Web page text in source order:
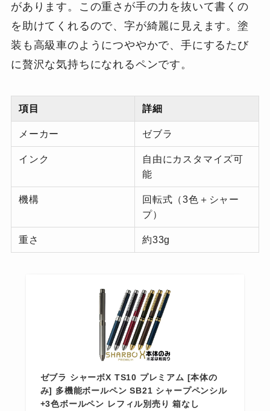
があります。この重さが手の力を抜いて書くの
を助けてくれるので、字が綺麗に見えます。塗
装も高級車のようにつややかで、手にするたび
に贅沢な気持ちになれるペンです。
項目 詳細
メーカー ゼブラ
インク
自由にカスタマイズ可
能
機構
回転式（3色＋シャー
プ）
重さ 約33g
ゼブラ シャーボX TS10 プレミアム [本体の
み] 多機能ボールペン SB21 シャープペンシル
+3色ボールペン レフィル別売り 箱なし